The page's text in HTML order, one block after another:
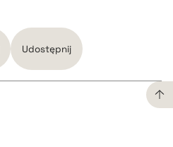
Udostępnij